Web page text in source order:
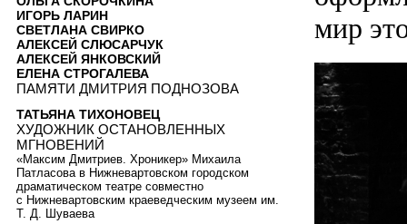
мир
ИГОРЬ ЛАРИН
СВЕТЛАНА СВИРКО
АЛЕКСЕЙ СЛЮСАРЧУК
АЛЕКСЕЙ ЯНКОВСКИЙ
ЕЛЕНА СТРОГАЛЕВА
ПАМЯТИ ДМИТРИЯ ПОДНОЗОВА
ТАТЬЯНА ТИХОНОВЕЦ
ХУДОЖНИК ОСТАНОВЛЕННЫХ
МГНОВЕНИЙ
«Максим Дмитриев. Хроникер» Михаила
Патласова в Нижневартовском городском
драматическом театре совместно
с Нижневартовским краеведческим музеем им.
Т. Д. Шуваева